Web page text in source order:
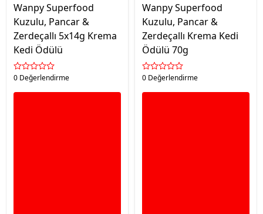
Wanpy Superfood
Kuzulu, Pancar &
Zerdeçallı 5x14g Krema
Kedi Ödülü
0 Değerlendirme
Wanpy Superfood
Kuzulu, Pancar &
Zerdeçallı Krema Kedi
Ödülü 70g
0 Değerlendirme